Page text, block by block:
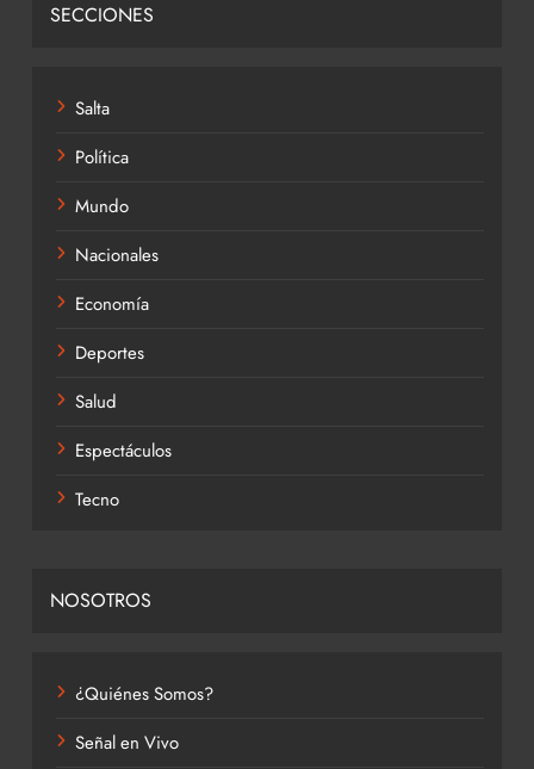
SECCIONES
Salta
Política
Mundo
Nacionales
Economía
Deportes
Salud
Espectáculos
Tecno
NOSOTROS
¿Quiénes Somos?
Señal en Vivo